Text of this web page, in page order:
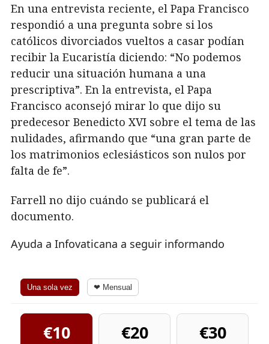
En una entrevista reciente, el Papa Francisco
respondió a una pregunta sobre si los
católicos divorciados vueltos a casar podían
recibir la Eucaristía diciendo: “No podemos
reducir una situación humana a una
prescriptiva”. En la entrevista, el Papa
Francisco aconsejó mirar lo que dijo su
predecesor Benedicto XVI sobre el tema de las
nulidades, afirmando que “una gran parte de
los matrimonios eclesiásticos son nulos por
falta de fe”.
Farrell no dijo cuándo se publicará el
documento.
Ayuda a Infovaticana a seguir informando
Una sola vez ❤ Mensual
€10 €20
€30